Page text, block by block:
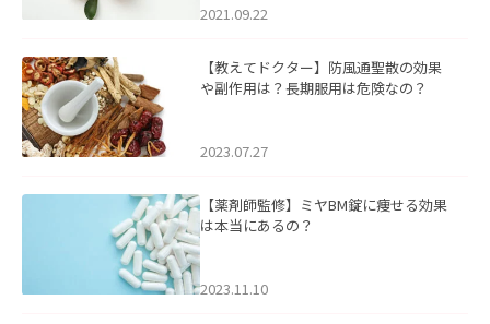
2021.09.22
【教えてドクター】防風通聖散の効果
や副作用は？長期服用は危険なの？
2023.07.27
【薬剤師監修】ミヤBM錠に痩せる効果
は本当にあるの？
2023.11.10